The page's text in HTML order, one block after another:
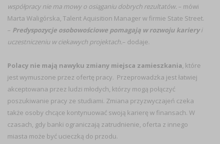
współpracy nie ma mowy o osiąganiu dobrych rezultatów. – mówi
Marta Waligórska, Talent Aquisition Manager w firmie State Street.
– Predyspozycje osobowościowe pomagają w rozwoju karieryi
uczestniczeniu w ciekawych projektach.– dodaje.
Polacy nie mają nawyku zmiany miejsca zamieszkania, które
jest wymuszone przez ofertę pracy. Przeprowadzka jest łatwiej
akceptowana przez ludzi młodych, którzy mogą połączyć
poszukiwanie pracy ze studiami. Zmiana przyzwyczajeń czeka
także osoby chcące kontynuować swoją karierę w finansach. W
czasach, gdy banki ograniczają zatrudnienie, oferta z innego
miasta może być ucieczką do przodu.